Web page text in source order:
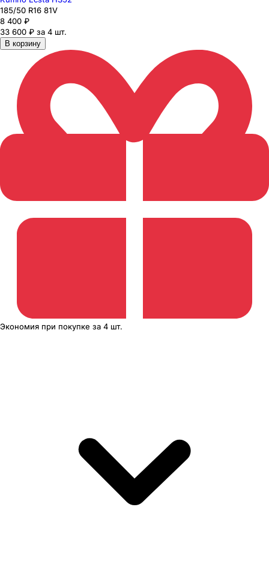
185/50 R16 81V
8 400 ₽
33 600 ₽ за 4 шт.
В корзину
Экономия при покупке за 4 шт.